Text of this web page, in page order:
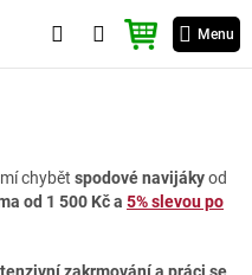
Menu
NÁKUPNÍ
KOŠÍK
chybět spodové navijákyod
od 1 500 Kč a 5% slevou po